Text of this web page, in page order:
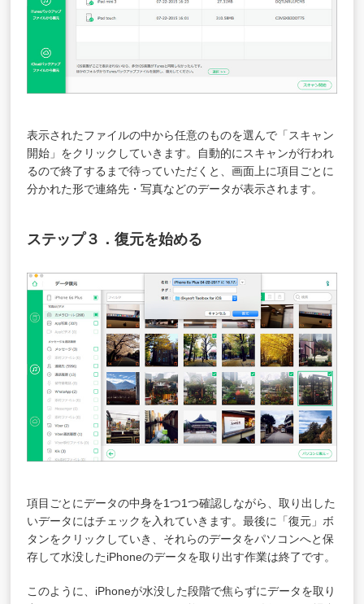
表示されたファイルの中から任意のものを選んで「スキャン
開始」をクリックしていきます。自動的にスキャンが行われ
るので終了するまで待っていただくと、画面上に項目ごとに
分かれた形で連絡先・写真などのデータが表示されます。
ステップ３．復元を始める
項目ごとにデータの中身を1つ1つ確認しながら、取り出した
いデータにはチェックを入れていきます。最後に「復元」ボ
タンをクリックしていき、それらのデータをパソコンへと保
存して水没したiPhoneのデータを取り出す作業は終了です。
このように、iPhoneが水没した段階で焦らずにデータを取り